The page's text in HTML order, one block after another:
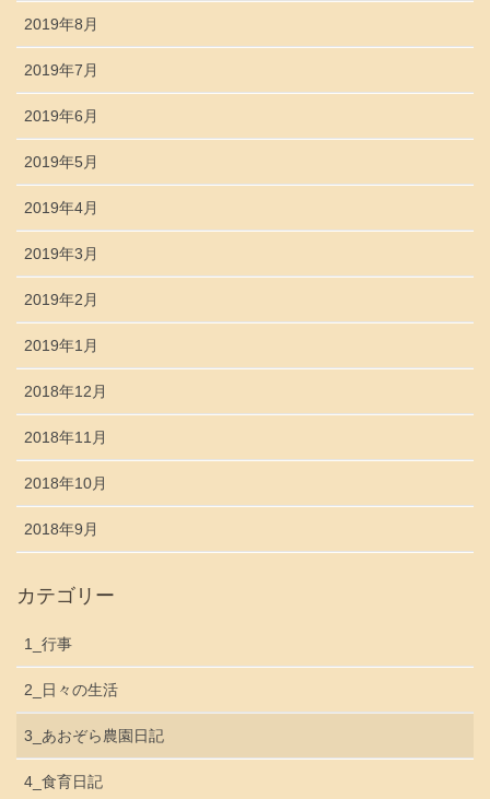
2019年8月
2019年7月
2019年6月
2019年5月
2019年4月
2019年3月
2019年2月
2019年1月
2018年12月
2018年11月
2018年10月
2018年9月
カテゴリー
1_行事
2_日々の生活
3_あおぞら農園日記
4_食育日記